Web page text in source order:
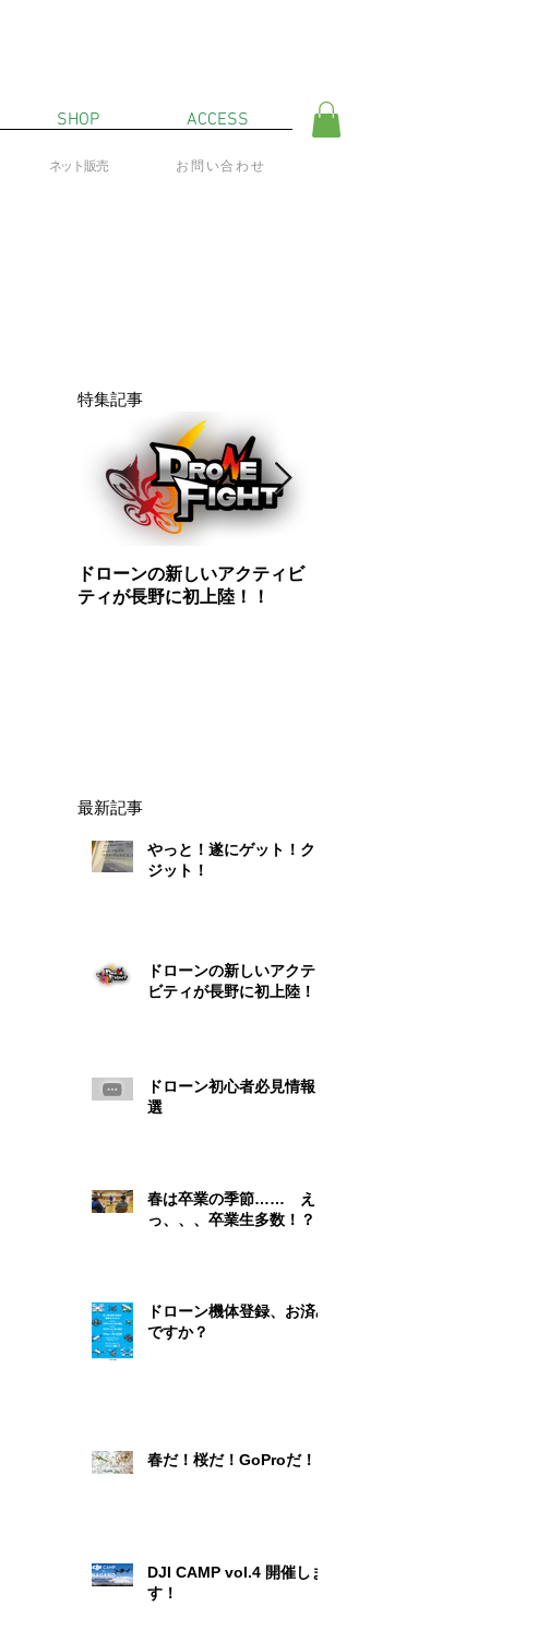
SHOP ACCESS
​ネット販売 お問い合わせ
特集記事
ドローンの新しいアクティビ
ティが長野に初上陸！！
最新記事
やっと！遂にゲット！クレ
ジット！
ドローンの新しいアクティ
ビティが長野に初上陸！！
ドローン初心者必見情報５
選
春は卒業の季節…… え
っ、、、卒業生多数！？
ドローン機体登録、お済み
ですか？
春だ！桜だ！GoProだ！
DJI CAMP vol.4 開催しま
す！